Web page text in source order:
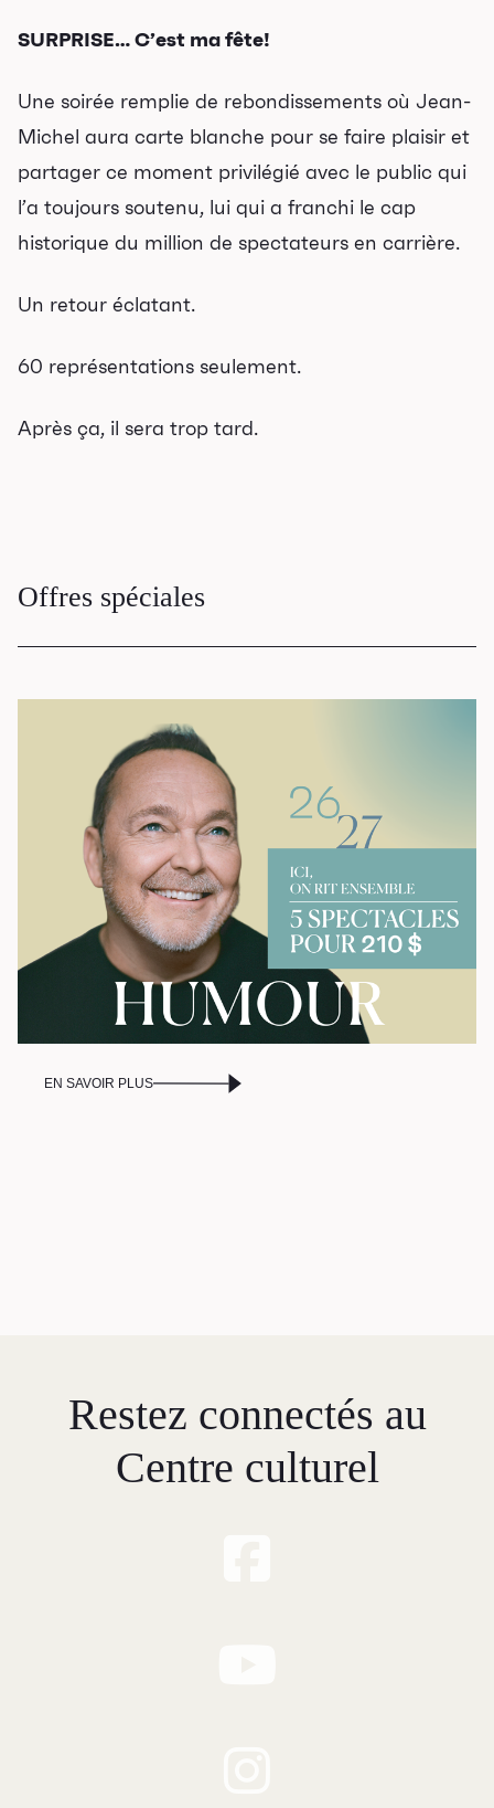
Séries thématiques
camp
Les Grands Explorateurs
Communauté UdeS
La FameUSe
espaces
Nous joindre
L’équipe
Emplois
Demandes de dons et de
commandites
À propos
Galerie d’art Antoine-
Sirois
SURPRISE… C’est ma fête!
Une soirée remplie de rebondissements où Jean-
Michel aura carte blanche pour se faire plaisir et
partager ce moment privilégié avec le public qui
l’a toujours soutenu, lui qui a franchi le cap
historique du million de spectateurs en carrière.
Un retour éclatant.
60 représentations seulement.
Après ça, il sera trop tard.
Offres spéciales
EN SAVOIR PLUS
Restez connectés au
Centre culturel